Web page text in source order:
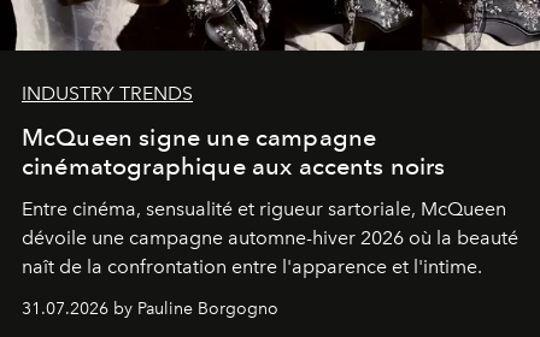
INDUSTRY TRENDS
McQueen signe une campagne
cinématographique aux accents noirs
Entre cinéma, sensualité et rigueur sartoriale, McQueen
dévoile une campagne automne-hiver 2026 où la beauté
naît de la confrontation entre l'apparence et l'intime.
31.07.2026 by Pauline Borgogno